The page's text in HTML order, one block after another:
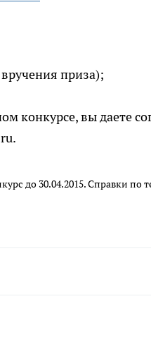
приза);
конкурсе, вы даете
до 30.04.2015. Справки по